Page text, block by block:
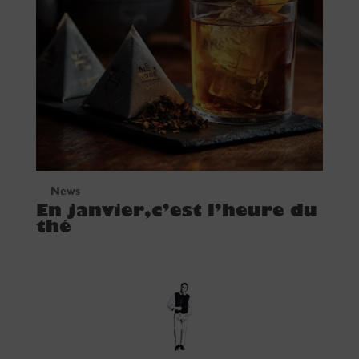
News
En janvier,c’est l’heure du
thé